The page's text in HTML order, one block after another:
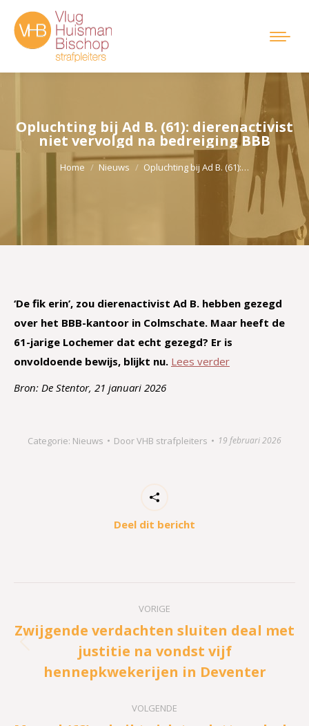
Opluchting bij Ad B. (61): dierenactivist
niet vervolgd na bedreiging BBB
Je bent hier:
Home Nieuws Opluchting bij Ad B. (61):…
‘De fik erin’, zou dierenactivist Ad B. hebben gezegd
over het BBB-kantoor in Colmschate. Maar heeft de
61-jarige Lochemer dat echt gezegd? Er is
onvoldoende bewijs, blijkt nu. Lees verder
Bron: De Stentor, 21 januari 2026
Categorie: Nieuws DoorVHB strafpleiters 19 februari 2026
Deel dit bericht
VORIGE
Vorig
bericht
Zwijgende verdachten sluiten deal met
justitie na vondst vijf
hennepkwekerijen in Deventer
VOLGENDE